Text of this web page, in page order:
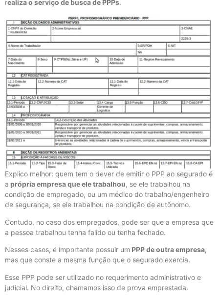
realiza o serviço de busca de PPPs.
Explico melhor: quem tem o dever de emitir o PPP ao segurado é
a própria empresa que ele trabalhou, se ele trabalhou na
condição de empregado, ou um médico do trabalho/engenheiro
de segurança, se ele trabalhou na condição de autônomo.
Contudo, no caso dos empregados, pode ser que a empresa que
a pessoa trabalhou tenha falido ou tenha fechado.
Nesses casos, é importante possuir um PPP de outra empresa,
mas que conste a mesma função que o segurado exercia.
Esse PPP pode ser utilizado no requerimento administrativo e
judicial. No direito, chamamos isso de prova emprestada.